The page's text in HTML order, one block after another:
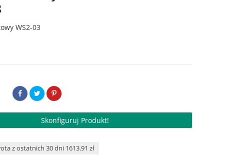
WS2-03
Skonfiguruj Produkt!
z ostatnich 30 dni 1613.91 zł